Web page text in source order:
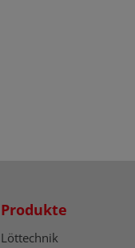
Produkte
Löttechnik